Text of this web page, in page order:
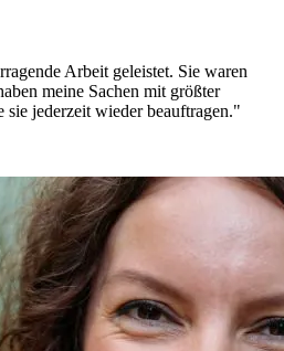
Arbeit geleistet. Sie waren
meine Sachen mit größter
jederzeit wieder beauftragen."